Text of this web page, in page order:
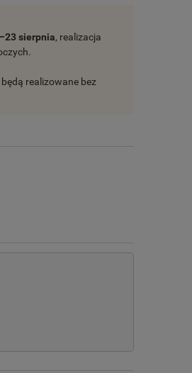
sierpnia, realizacja
będą realizowane bez